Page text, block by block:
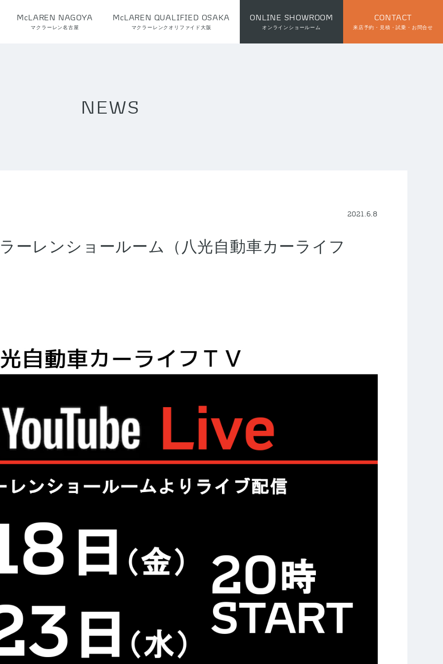
McLAREN NAGOYA
マクラーレン名古屋
McLAREN QUALIFIED OSAKA
マクラーレンクオリファイド大阪
ONLINE SHOWROOM
オンラインショールーム
CONTACT
来店予約・見積・試乗・お問合せ
NEWS
2021.6.8
ーレンショールーム（八光自動車カーライフ